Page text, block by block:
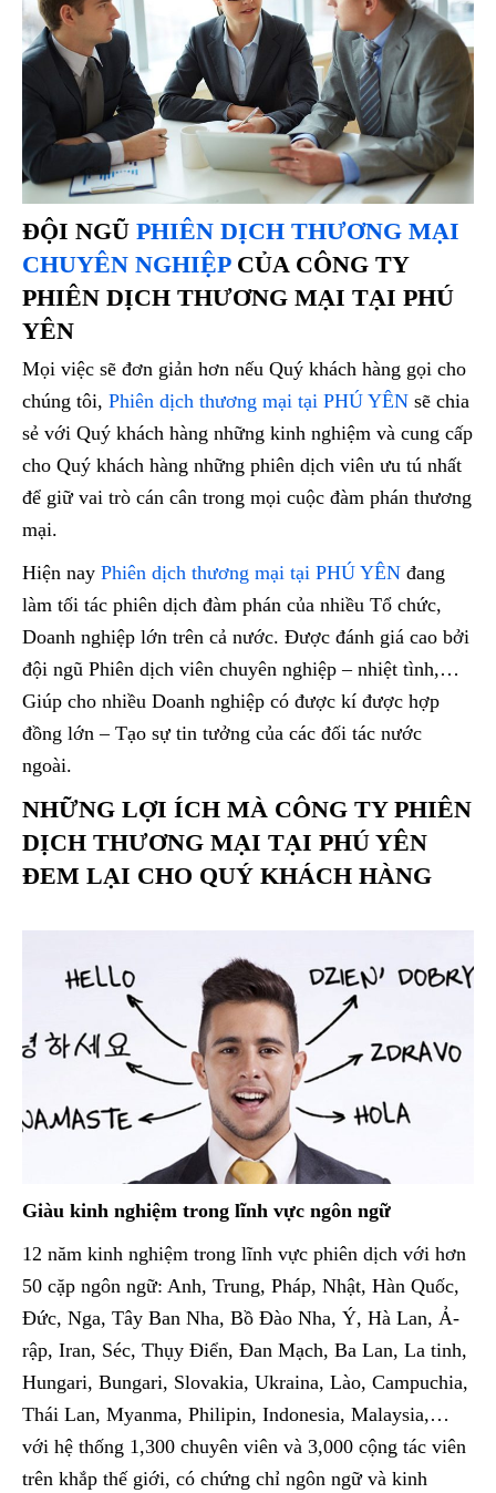
ĐỘI NGŨ PHIÊN DỊCH THƯƠNG MẠI
CHUYÊN NGHIỆPCỦA CÔNG TY
PHIÊN DỊCH THƯƠNG MẠI TẠI PHÚ
YÊN
Mọi việc sẽ đơn giản hơn nếu Quý khách hàng gọi cho
chúng tôi, Phiên dịch thương mại tại PHÚ YÊN sẽ chia
sẻ với Quý khách hàng những kinh nghiệm và cung cấp
cho Quý khách hàng những phiên dịch viên ưu tú nhất
để giữ vai trò cán cân trong mọi cuộc đàm phán thương
mại.
Hiện nay Phiên dịch thương mại tại PHÚ YÊN đang
làm tối tác phiên dịch đàm phán của nhiều Tổ chức,
Doanh nghiệp lớn trên cả nước. Được đánh giá cao bởi
đội ngũ Phiên dịch viên chuyên nghiệp – nhiệt tình,…
Giúp cho nhiều Doanh nghiệp có được kí được hợp
đồng lớn – Tạo sự tin tưởng của các đối tác nước
ngoài.
NHỮNG LỢI ÍCH MÀ CÔNG TY PHIÊN
DỊCH THƯƠNG MẠI TẠI PHÚ YÊN
ĐEM LẠI CHO QUÝ KHÁCH HÀNG
Giàu kinh nghiệm trong lĩnh vực ngôn ngữ
12 năm kinh nghiệm trong lĩnh vực phiên dịch với hơn
50 cặp ngôn ngữ: Anh, Trung, Pháp, Nhật, Hàn Quốc,
Đức, Nga, Tây Ban Nha, Bồ Đào Nha, Ý, Hà Lan, Ả-
rập, Iran, Séc, Thụy Điển, Đan Mạch, Ba Lan, La tinh,
Hungari, Bungari, Slovakia, Ukraina, Lào, Campuchia,
Thái Lan, Myanma, Philipin, Indonesia, Malaysia,…
với hệ thống 1,300 chuyên viên và 3,000 cộng tác viên
trên khắp thế giới, có chứng chỉ ngôn ngữ và kinh